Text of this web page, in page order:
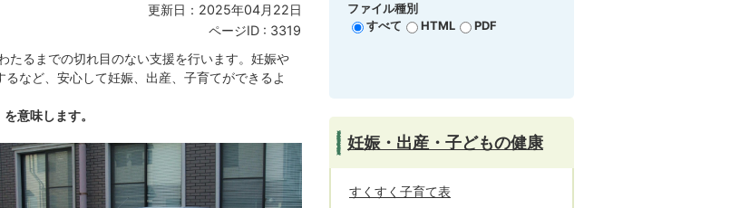
更新日：2025年04月22日
ページID : 3319
たるまでの切れ目のない支援を行います。妊娠や
など、安心して妊娠、出産、子育てができるよ
意味します。
ファイル種別
すべて
HTML PDF
妊娠・出産・子どもの健康
すくすく子育て表